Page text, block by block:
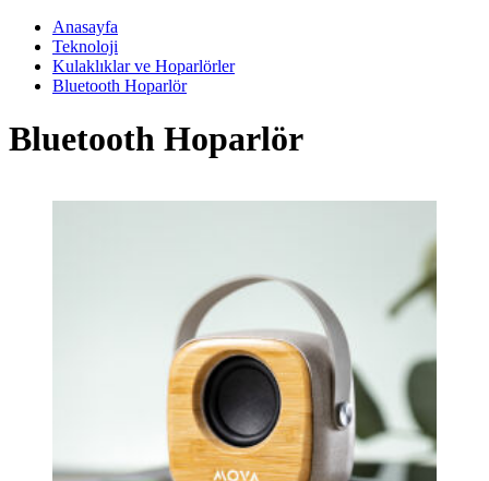
Anasayfa
Teknoloji
Kulaklıklar ve Hoparlörler
Bluetooth Hoparlör
Bluetooth Hoparlör